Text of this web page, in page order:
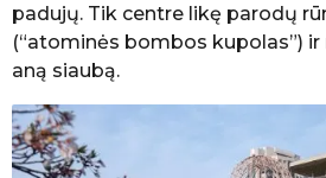
padujų. Tik centre likę parodų
(“atominės bombos kupolas”)
aną siaubą.